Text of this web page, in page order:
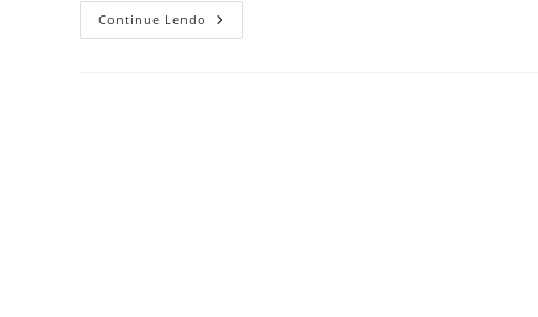
Continue Lendo